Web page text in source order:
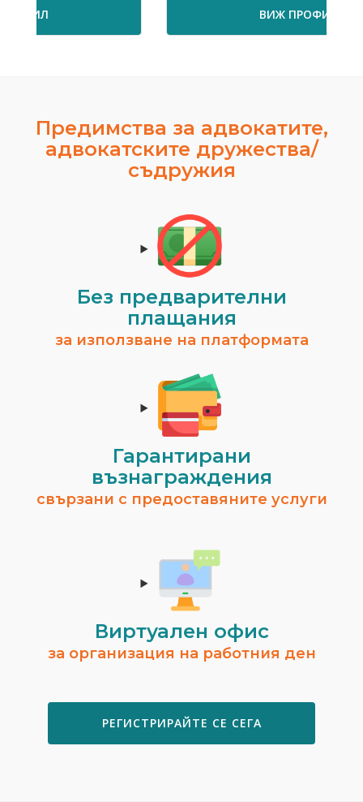
Предимства за адвокатите,
адвокатските дружества/
съдружия
Без предварителни
плащания
за използване на платформата
Гарантирани
възнаграждения
свързани с предоставяните услуги
Виртуален офис
за организация на работния ден
РЕГИСТРИРАЙТЕ СЕ СЕГА